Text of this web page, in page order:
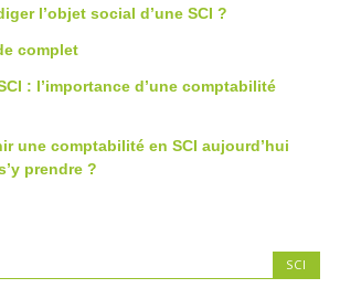
l’objet social d’une SCI ?
complet
: l’importance d’une comptabilité
une comptabilité en SCI aujourd’hui
prendre ?
SCI